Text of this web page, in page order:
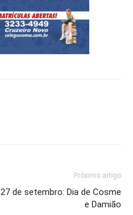
Próximo artigo
27 de setembro: Dia de Cosme
e Damião